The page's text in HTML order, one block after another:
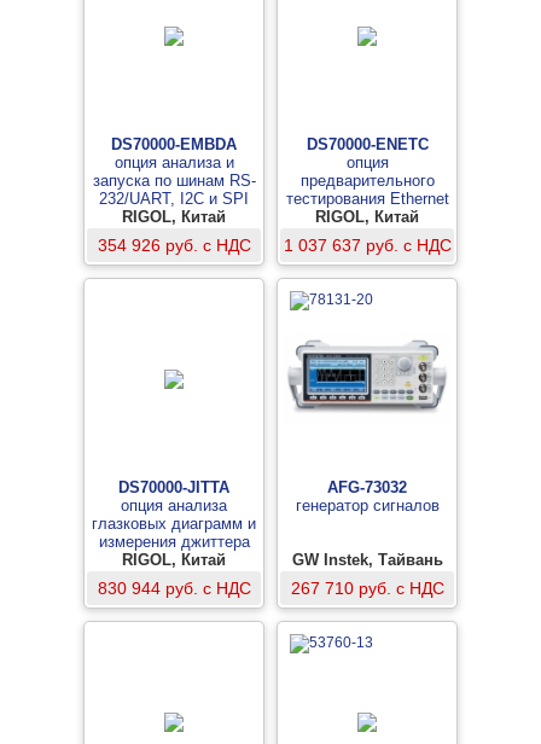
DS70000-EMBDA
опция анализа и
запуска по шинам RS-
232/UART, I2C и SPI
RIGOL, Китай
354 926 руб. с НДС
DS70000-ENETC
опция
предварительного
тестирования Ethernet
100Base-T
RIGOL, Китай
1 037 637 руб. с НДС
DS70000-JITTA
опция анализа
глазковых диаграмм и
измерения джиттера
RIGOL, Китай
830 944 руб. с НДС
AFG-73032
генератор сигналов
GW Instek, Тайвань
267 710 руб. с НДС